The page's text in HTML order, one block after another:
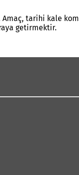
Amaç, tarihi kale
getirmektir.